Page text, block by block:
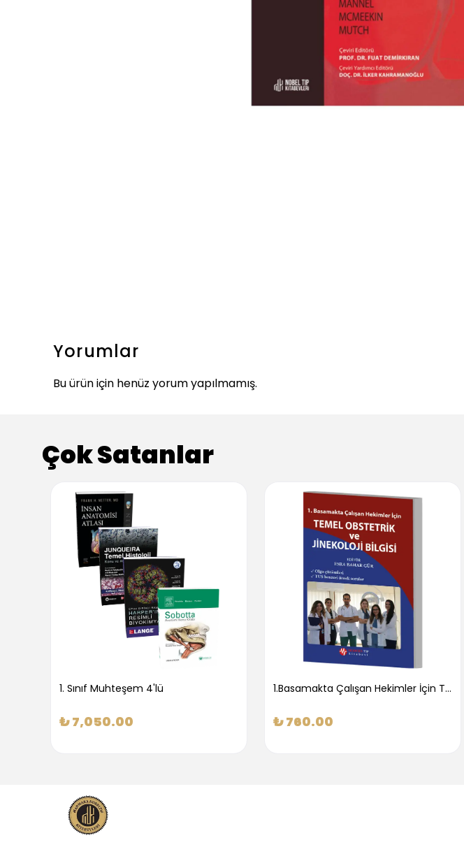
Yorumlar
Bu ürün için henüz yorum yapılmamış.
Çok Satanlar
1. Sınıf Muhteşem 4'lü
₺ 7,050.00
1.Basamakta Çalışan Hekimler İçin Temel Obstetrik Ve Jinekoloji Bilgisi
₺ 760.00